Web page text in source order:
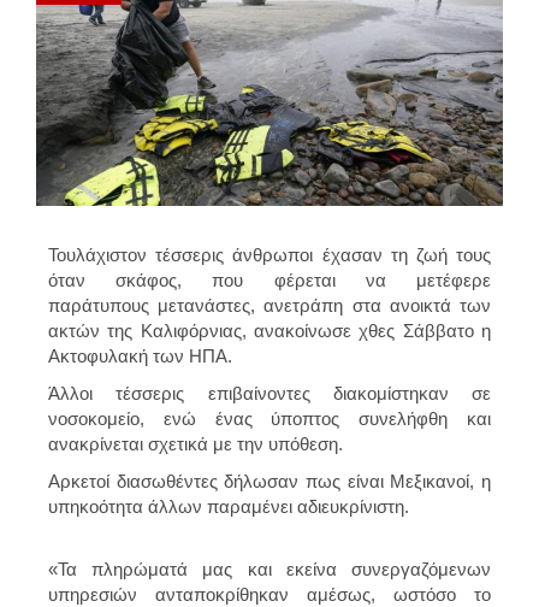
Τουλάχιστον τέσσερις άνθρωποι έχασαν τη ζωή τους
όταν σκάφος, που φέρεται να μετέφερε
παράτυπους μετανάστες, ανετράπη στα ανοικτά των
ακτών της Καλιφόρνιας, ανακοίνωσε χθες Σάββατο η
Ακτοφυλακή των ΗΠΑ.
Άλλοι τέσσερις επιβαίνοντες διακομίστηκαν σε
νοσοκομείο, ενώ ένας ύποπτος συνελήφθη και
ανακρίνεται σχετικά με την υπόθεση.
Αρκετοί διασωθέντες δήλωσαν πως είναι Μεξικανοί, η
υπηκοότητα άλλων παραμένει αδιευκρίνιστη.
«Τα πληρώματά μας και εκείνα συνεργαζόμενων
υπηρεσιών ανταποκρίθηκαν αμέσως, ωστόσο το